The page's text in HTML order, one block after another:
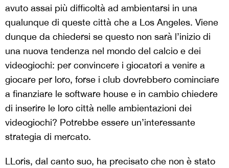
avuto assai più difficoltà ad ambientarsi in una
qualunque di queste città che a Los Angeles. Viene
dunque da chiedersi se questo non sarà l’inizio di
una nuova tendenza nel mondo del calcio e dei
videogiochi: per convincere i giocatori a venire a
giocare per loro, forse i club dovrebbero cominciare
a finanziare le software house e in cambio chiedere
di inserire le loro città nelle ambientazioni dei
videogiochi? Potrebbe essere un’interessante
strategia di mercato.
LLoris, dal canto suo, ha precisato che non è stato